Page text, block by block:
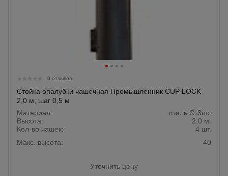
0 отзывов
Стойка опалубки чашечная Промышленник CUP LOCK
2,0 м, шаг 0,5 м
Материал:
сталь Ст3пс.
Высота:
2,0 м.
Кол-во чашек:
4 шт.
Макс. высота:
40
Уточнить цену